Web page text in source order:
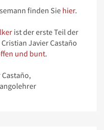
finden Sie hier.
ist der erste Teil der
Javier Castaño
und bunt.